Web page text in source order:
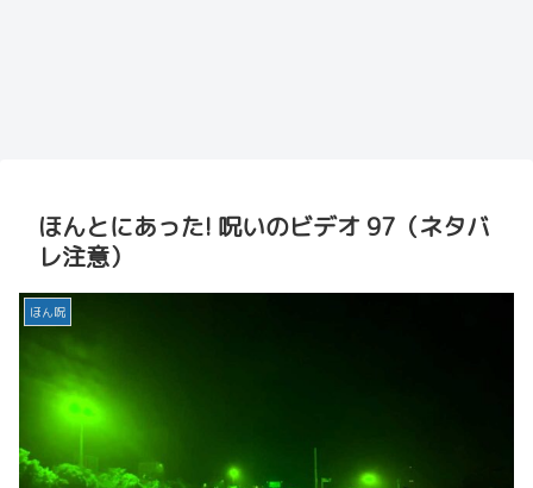
ほんとにあった! 呪いのビデオ 97（ネタバ
レ注意）
ほん呪